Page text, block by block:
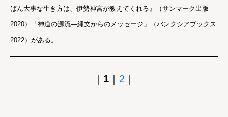
ばん大事な生き方は、伊勢神宮が教えてくれる』（サンマーク出版
2020）「神道の源流―縄文からのメッセージ」（バンクシアブックス
2022）がある。
1 2